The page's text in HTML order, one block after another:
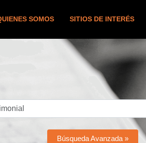
SOMOS SITIOS DE INTERÉS
Búsqueda Avanzada »